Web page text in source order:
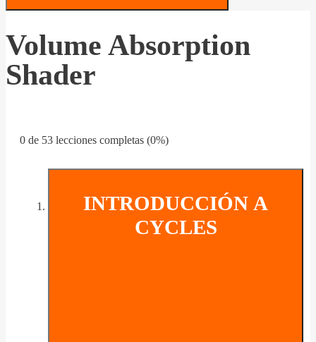
Volume Absorption
Shader
0 de 53 lecciones completas (0%)
INTRODUCCIÓN A
CYCLES